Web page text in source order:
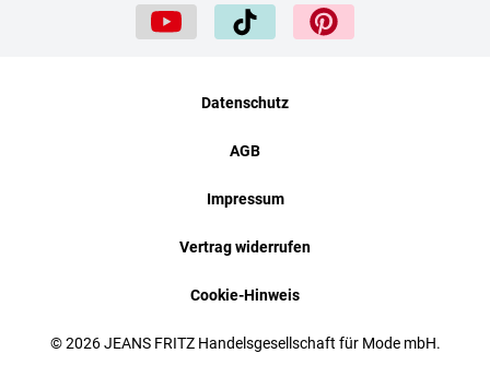
© 2026 JEANS FRITZ Handelsgesellschaft für Mode mbH.
Datenschutz
AGB
Impressum
Vertrag widerrufen
Cookie-Hinweis